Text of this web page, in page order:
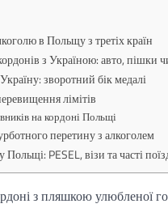
в Польщу з третіх країн
з Україною: авто, пішки
зворотний бік медалі
лімітів
на кордоні Польщі
перетину з алкоголем
PESEL, візи та часті
з пляшкою улюбленої